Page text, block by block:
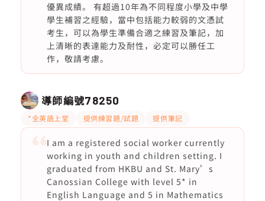
優異成績。 有超過10年為不同程度小學及中學
學生補習之經驗，當中包括能力較弱的文憑試
考生，可以為學生準備合適之練習及筆記，加
上清晰的表達能力及耐性，必定可以勝任工
作，敬請考慮。
導師編號78250
*全英語上堂 提供練習題/試題 提供筆記
I am a registered social worker currently
working in youth and children setting. I
graduated from HKBU and St. Mary’s
Canossian College with level 5* in
English Language and 5 in Mathematics